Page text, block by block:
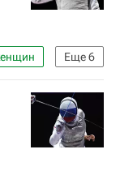
Еще6